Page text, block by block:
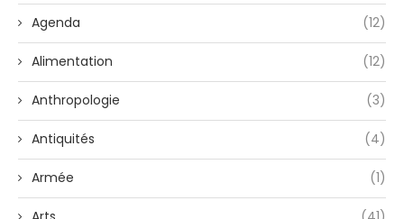
Agenda (12)
Alimentation (12)
Anthropologie (3)
Antiquités (4)
Armée (1)